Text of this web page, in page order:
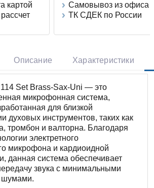
картой
Самовывоз из офиса
ТК СДЕК по России
Описание Характеристики
Set Brass-Sax-Uni — это
микрофонная система,
для близкой
духовых инструментов, таких как
тромбон и валторна. Благодаря
электретного
микрофона и кардиоидной
данная система обеспечивает
звука с минимальными
шумами.